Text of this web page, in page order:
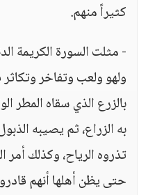
كثيراً منهم.
- مثلت السورة الكريمة
ولهو ولعب وتفاخر وتكاثر
بالزرع الذي سقاه المطر
به الزراع، ثم يصيبه
تذروه الرياح، وكذلك أمر
حتى يظن أهلها أنهم